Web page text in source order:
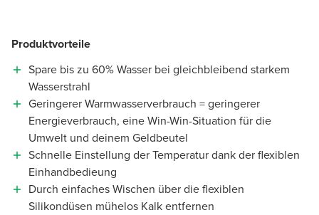
Produktvorteile
Spare bis zu 60% Wasser bei gleichbleibend starkem
Wasserstrahl
Geringerer Warmwasserverbrauch = geringerer
Energieverbrauch, eine Win-Win-Situation für die
Umwelt und deinem Geldbeutel
Schnelle Einstellung der Temperatur dank der flexiblen
Einhandbedieung
Durch einfaches Wischen über die flexiblen
Silikondüsen mühelos Kalk entfernen